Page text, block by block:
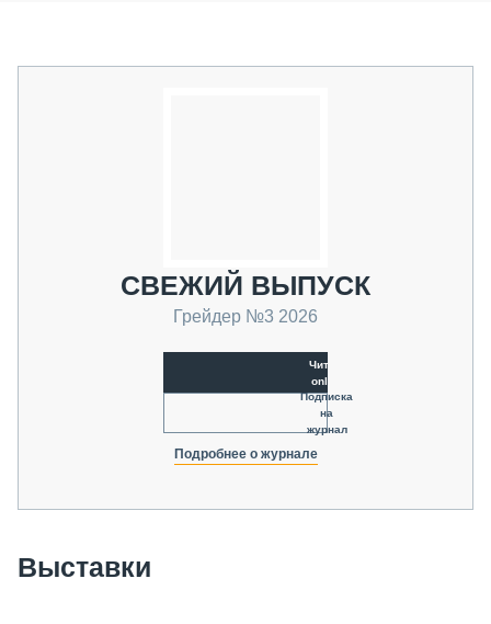
СВЕЖИЙ ВЫПУСК
Грейдер №3 2026
Читать
online
Подписка
на
журнал
Подробнее о журнале
Выставки